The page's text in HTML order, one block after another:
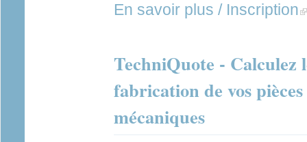
En savoir plus / Inscription
TechniQuote - Calculez
fabrication de vos
mécaniques